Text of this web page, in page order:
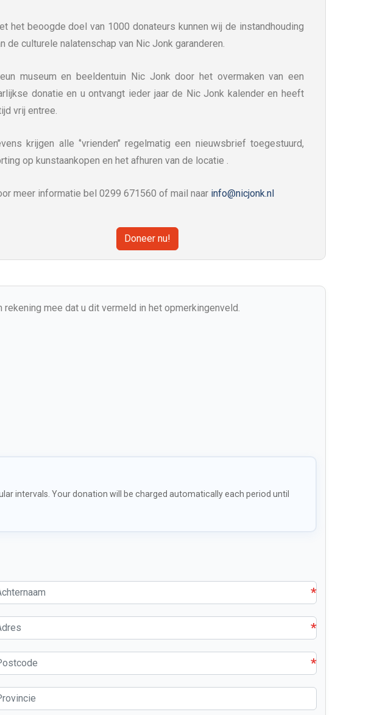
het beoogde doel van 1000 donateurs kunnen wij de instandhouding
de culturele nalatenschap van Nic Jonk garanderen.
museum en beeldentuin Nic Jonk door het overmaken van een
donatie en u ontvangt ieder jaar de Nic Jonk kalender en heeft
vrij entree.
krijgen alle ‘’vrienden’’ regelmatig een nieuwsbrief toegestuurd,
op kunstaankopen en het afhuren van de locatie .
meer informatie bel 0299 671560 of mail naar info@nicjonk.nl
Doneer nu!
mee dat u dit vermeld in het opmerkingenveld.
intervals. Your donation will be charged automatically each period until
*
*
*